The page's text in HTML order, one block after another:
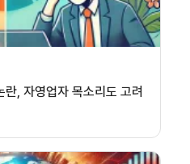
, 자영업자 목소리도 고려